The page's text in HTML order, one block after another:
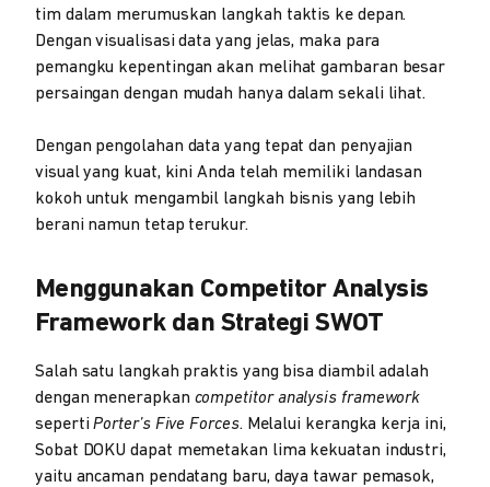
tim dalam merumuskan langkah taktis ke depan.
Dengan visualisasi data yang jelas, maka para
pemangku kepentingan akan melihat gambaran besar
persaingan dengan mudah hanya dalam sekali lihat.
Dengan pengolahan data yang tepat dan penyajian
visual yang kuat, kini Anda telah memiliki landasan
kokoh untuk mengambil langkah bisnis yang lebih
berani namun tetap terukur.
Menggunakan Competitor Analysis
Framework dan Strategi SWOT
Salah satu langkah praktis yang bisa diambil adalah
dengan menerapkan competitor analysis framework
sepertiPorter’s Five Forces. Melalui kerangka kerja ini,
Sobat DOKU dapat memetakan lima kekuatan industri,
yaitu ancaman pendatang baru, daya tawar pemasok,